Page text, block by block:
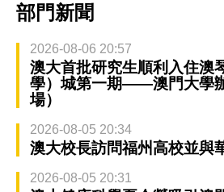
部門新聞
2026-08-06 20:57
澳大首批研究生順利入住澳
學）城第一期——澳門大學
場）
2026-08-05 20:34
澳大校長訪問福州高校並與
2026-08-05 20:31